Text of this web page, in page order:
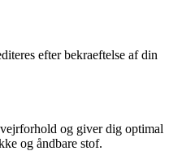
efter bekraeftelse af din
og giver dig optimal
og åndbare stof.